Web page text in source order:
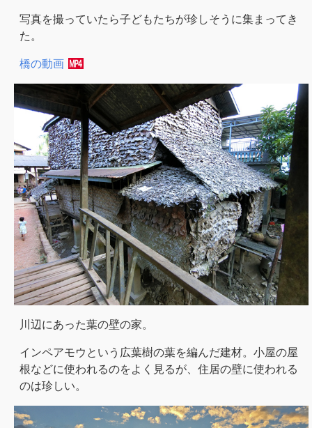
写真を撮っていたら子どもたちが珍しそうに集まってき
た。
橋の動画
川辺にあった葉の壁の家。
インペアモウという広葉樹の葉を編んだ建材。小屋の屋
根などに使われるのをよく見るが、住居の壁に使われる
のは珍しい。